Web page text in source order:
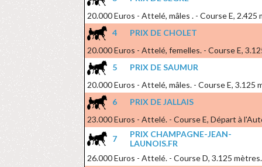
20.000 Euros - Attelé, mâles . - Course E, 2.425
4
PRIX DE CHOLET
20.000 Euros - Attelé, femelles. - Course E,
5
PRIX DE SAUMUR
20.000 Euros - Attelé, mâles. - Course E, 3.125
6
PRIX DE JALLAIS
23.000 Euros - Attelé. - Course E, Départ à
7
PRIX CHAMPAGNE-JEAN-
LAUNOIS.FR
26.000 Euros - Attelé. - Course D, 3.125 mètres.